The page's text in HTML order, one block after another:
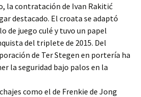
la contratación de Ivan Rakitić
destacado. El croata se adaptó
de juego culé y tuvo un papel
del triplete de 2015. Del
de Ter Stegen en portería ha
la seguridad bajo palos en la
como el de Frenkie de Jong